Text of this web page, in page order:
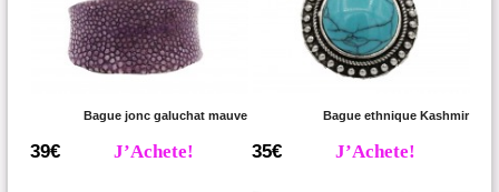
Bague jonc galuchat mauve
39€ J’Achete!
Bague ethnique Kashmir
35€ J’Achete!